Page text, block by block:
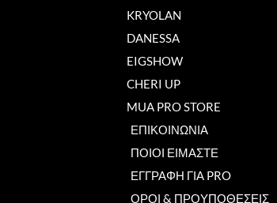
KRYOLAN
DANESSA
EIGSHOW
CHERI UP
MUA PRO STORE
ΕΠΙΚΟΙΝΩΝΙΑ
ΠΟΙΟΙ ΕΙΜΑΣΤΕ
ΕΓΓΡΑΦΗ ΓΙΑ PRO
ΟΡΟΙ & ΠΡΟΥΠΟΘΕΣΕΙΣ